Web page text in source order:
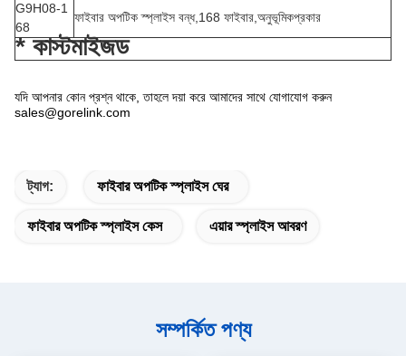
G9H08-1
68
ফাইবার অপটিক স্প্লাইস বন্ধ,168 ফাইবার,অনুভূমিকপ্রকার
* কাস্টমাইজড
যদি আপনার কোন প্রশ্ন থাকে, তাহলে দয়া করে আমাদের সাথে যোগাযোগ করুন
sales@gorelink.com
ট্যাগ: ফাইবার অপটিক স্প্লাইস ঘের
ফাইবার অপটিক স্প্লাইস কেস এয়ার স্প্লাইস আবরণ
সম্পর্কিত পণ্য